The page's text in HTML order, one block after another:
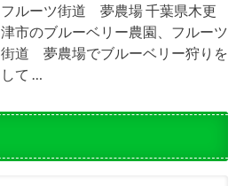
フルーツ街道 夢農場 千葉県木更
津市のブルーベリー農園、フルーツ
街道 夢農場でブルーベリー狩りを
して …